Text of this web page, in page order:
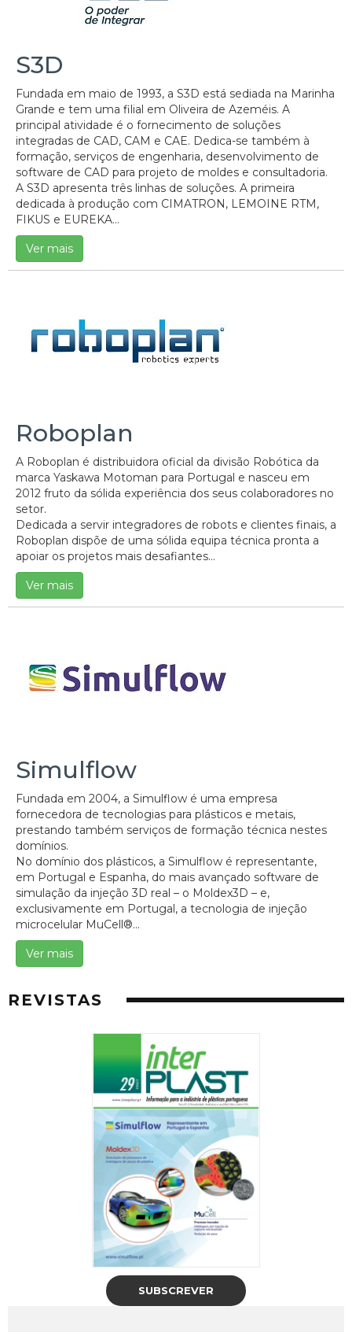
S3D
Fundada em maio de 1993, a S3D está sediada na Marinha
Grande e tem uma filial em Oliveira de Azeméis. A
principal atividade é o fornecimento de soluções
integradas de CAD, CAM e CAE. Dedica-se também à
formação, serviços de engenharia, desenvolvimento de
software de CAD para projeto de moldes e consultadoria.
A S3D apresenta três linhas de soluções. A primeira
dedicada à produção com CIMATRON, LEMOINE RTM,
FIKUS e EUREKA...
Ver mais
Roboplan
A Roboplan é distribuidora oficial da divisão Robótica da
marca Yaskawa Motoman para Portugal e nasceu em
2012 fruto da sólida experiência dos seus colaboradores no
setor.
Dedicada a servir integradores de robots e clientes finais, a
Roboplan dispõe de uma sólida equipa técnica pronta a
apoiar os projetos mais desafiantes...
Ver mais
Simulflow
Fundada em 2004, a Simulflow é uma empresa
fornecedora de tecnologias para plásticos e metais,
prestando também serviços de formação técnica nestes
domínios.
No domínio dos plásticos, a Simulflow é representante,
em Portugal e Espanha, do mais avançado software de
simulação da injeção 3D real – o Moldex3D – e,
exclusivamente em Portugal, a tecnologia de injeção
microcelular MuCell®...
Ver mais
REVISTAS
SUBSCREVER